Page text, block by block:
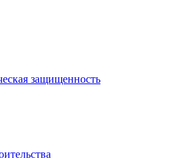
защищенность